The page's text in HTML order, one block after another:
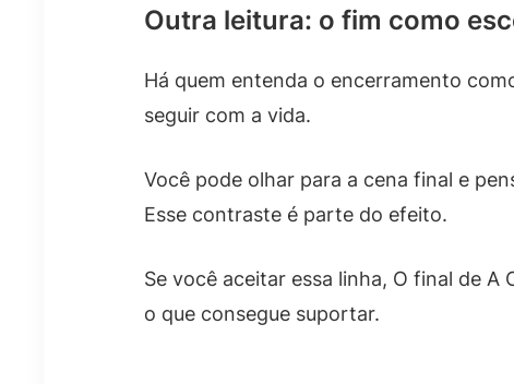
Outra leitura: o fim como
Há quem entenda o encerramento
seguir com a vida.
Você pode olhar para a cena final e
Esse contraste é parte do efeito.
Se você aceitar essa linha, O final de
o que consegue suportar.